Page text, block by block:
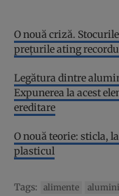
O nouă criză.
prețurile ating
Legătura dintre
Expunerea la acest
ereditare
O nouă teorie: sticla,
plasticul
Tags: alimente